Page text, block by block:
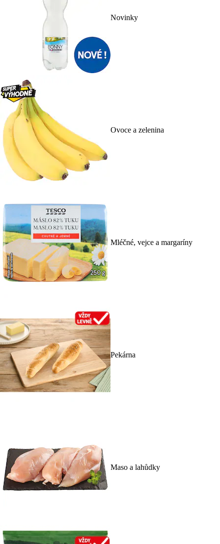
Novinky
Ovoce a zelenina
Mléčné, vejce a margaríny
Pekárna
Maso a lahůdky